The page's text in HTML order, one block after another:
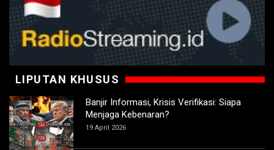
LIPUTAN KHUSUS
Banjir Informasi, Krisis Verifikasi: Siapa
Menjaga Kebenaran?
19 April 2026